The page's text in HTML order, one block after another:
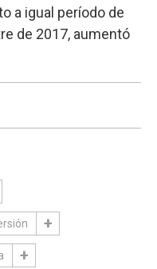
a igual período de
de 2017, aumentó